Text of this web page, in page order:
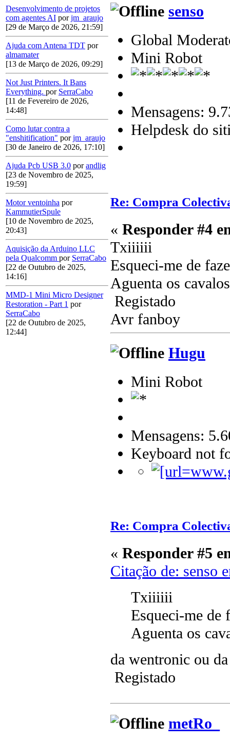
Desenvolvimento de projetos
com agentes AI porjm_araujo
[29 de Março de 2026, 21:59]
Ajuda com Antena TDT por
almamater
[13 de Março de 2026, 09:29]
Not Just Printers. It Bans
Everything. por SerraCabo
[11 de Fevereiro de 2026,
14:48]
Como lutar contra a
"enshitification" porjm_araujo
[30 de Janeiro de 2026, 17:10]
Ajuda Pcb USB 3.0 porandlig
[23 de Novembro de 2025,
19:59]
Motor ventoinha por
KammutierSpule
[10 de Novembro de 2025,
20:43]
Aquisição da Arduino LLC
pela Qualcomm por SerraCabo
[22 de Outubro de 2025,
14:16]
MMD-1 Mini Micro Designer
Restoration - Part 1 por
SerraCabo
[22 de Outubro de 2025,
12:44]
senso
Global
Mini Robot
Mensagens:
Helpdesk do
Re: Compra
« Responder #4
Txiiiiii
Esqueci-me de
Aguenta os
Registado
Avr fanboy
Hugu
Mini Robot
Mensagens:
Keyboard not
Re: Compra
« Responder #5
Citação de: senso
Txiiiiii
Esqueci-me de
Aguenta os
da wentronic ou
Registado
metRo_